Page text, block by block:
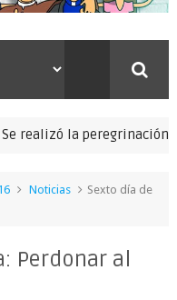
la peregrinación
Noticias
Sexto día de
Perdonar al